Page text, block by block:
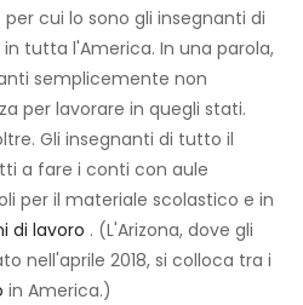
cui lo sono gli insegnanti di
tutta l'America. In una parola,
semplicemente non
per lavorare in quegli stati.
Gli insegnanti di tutto il
a fare i conti con aule
per il materiale scolastico e in
di lavoro . (L'Arizona, dove gli
nell'aprile 2018, si colloca tra i
in America.)